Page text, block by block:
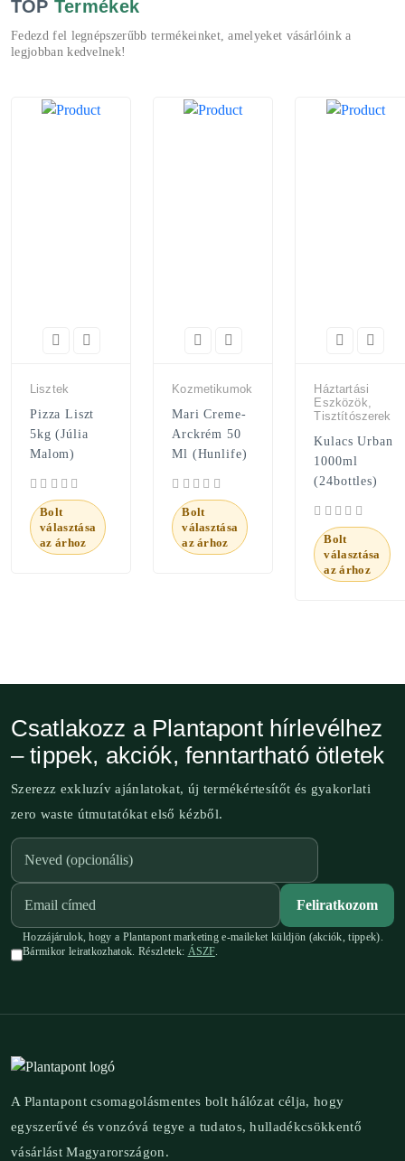
TOP Termékek
Fedezd fel legnépszerűbb termékeinket, amelyeket vásárlóink a
legjobban kedvelnek!
Lisztek
Pizza Liszt
5kg (Júlia
Malom)
Bolt
választása
az árhoz
Kozmetikumok
Mari Creme-
Arckrém 50
Ml (Hunlife)
Bolt
választása
az árhoz
Háztartási
Eszközök,
Tisztítószerek
Kulacs Urban
1000ml
(24bottles)
Bolt
választása
az árhoz
Csatlakozz a Plantapont hírlevélhez
– tippek, akciók, fenntartható ötletek
Szerezz exkluzív ajánlatokat, új termékértesítőt és gyakorlati
zero waste útmutatókat első kézből.
Feliratkozom
Hozzájárulok, hogy a Plantapont marketing e-maileket küldjön (akciók, tippek).
Bármikor leiratkozhatok. Részletek: ÁSZF.
A Plantapont csomagolásmentes bolt hálózat célja, hogy
egyszerűvé és vonzóvá tegye a tudatos, hulladékcsökkentő
vásárlást Magyarországon.